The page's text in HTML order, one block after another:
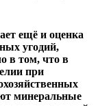
ещё и оценка
угодий,
в том, что в
при
минеральные